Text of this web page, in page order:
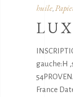
huile
gauche:H
France